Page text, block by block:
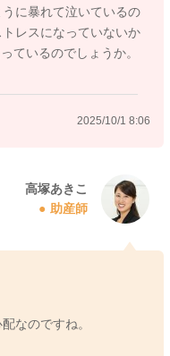
に暴れて泣いているの
レスになっていないか
ているのでしょうか。
2025/10/1 8:06
高塚あきこ
助産師
なのですね。